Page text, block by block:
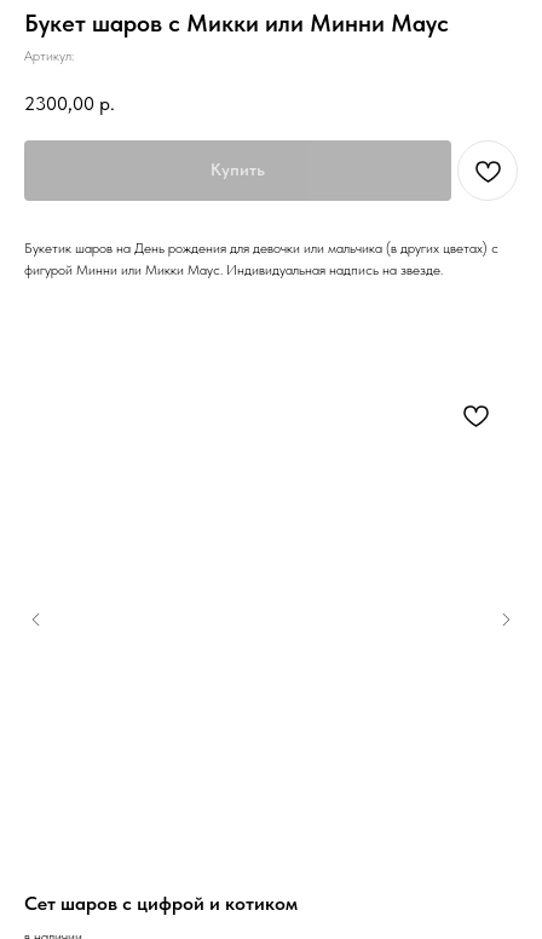
Букет шаров с Микки или Минни Маус
Артикул:
2300,00 р.
Купить
Букетик шаров на День рождения для девочки или мальчика (в других цветах) с
фигурой Минни или Микки Маус. Индивидуальная надпись на звезде.
Сет шаров с цифрой и котиком